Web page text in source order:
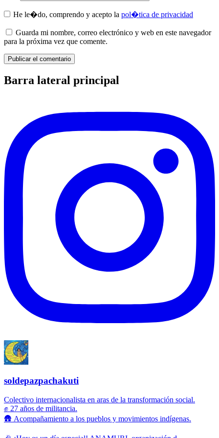
He le�do, comprendo y acepto la pol�tica de privacidad
Guarda mi nombre, correo electrónico y web en este navegador
para la próxima vez que comente.
Barra lateral principal
soldepazpachakuti
Colectivo internacionalista en aras de la transformación social.
✊ 27 años de militancia.
🛖 Acompañamiento a los pueblos y movimientos indígenas.